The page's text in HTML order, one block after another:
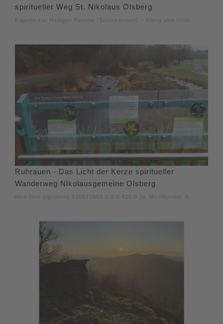
spiritueller Weg St. Nikolaus Olsberg
Kapelle zur Heiligen Familie (Schinkenwirt) – Klang und Stille
Ruhrauen - Das Licht der Kerze spiritueller
Wanderweg Nikolausgemeine Olsberg
mso-font-signature:536871559 3 0 0 415 0;}p. MsoNormal, li.